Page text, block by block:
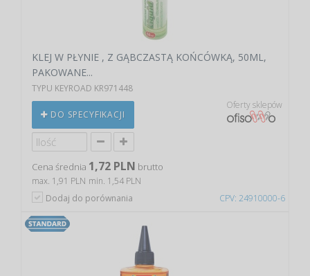
CPV: 24910000-6
KLEJ W PŁYNIE , Z GĄBCZASTĄ KOŃCÓWKĄ, 50ML,
PAKOWANE...
TYPU KEYROAD KR971448
DO SPECYFIKACJI
Oferty sklepów
Cena średnia 1,72 PLN brutto
max. 1,91 PLN min. 1,54 PLN
Dodaj do porównania